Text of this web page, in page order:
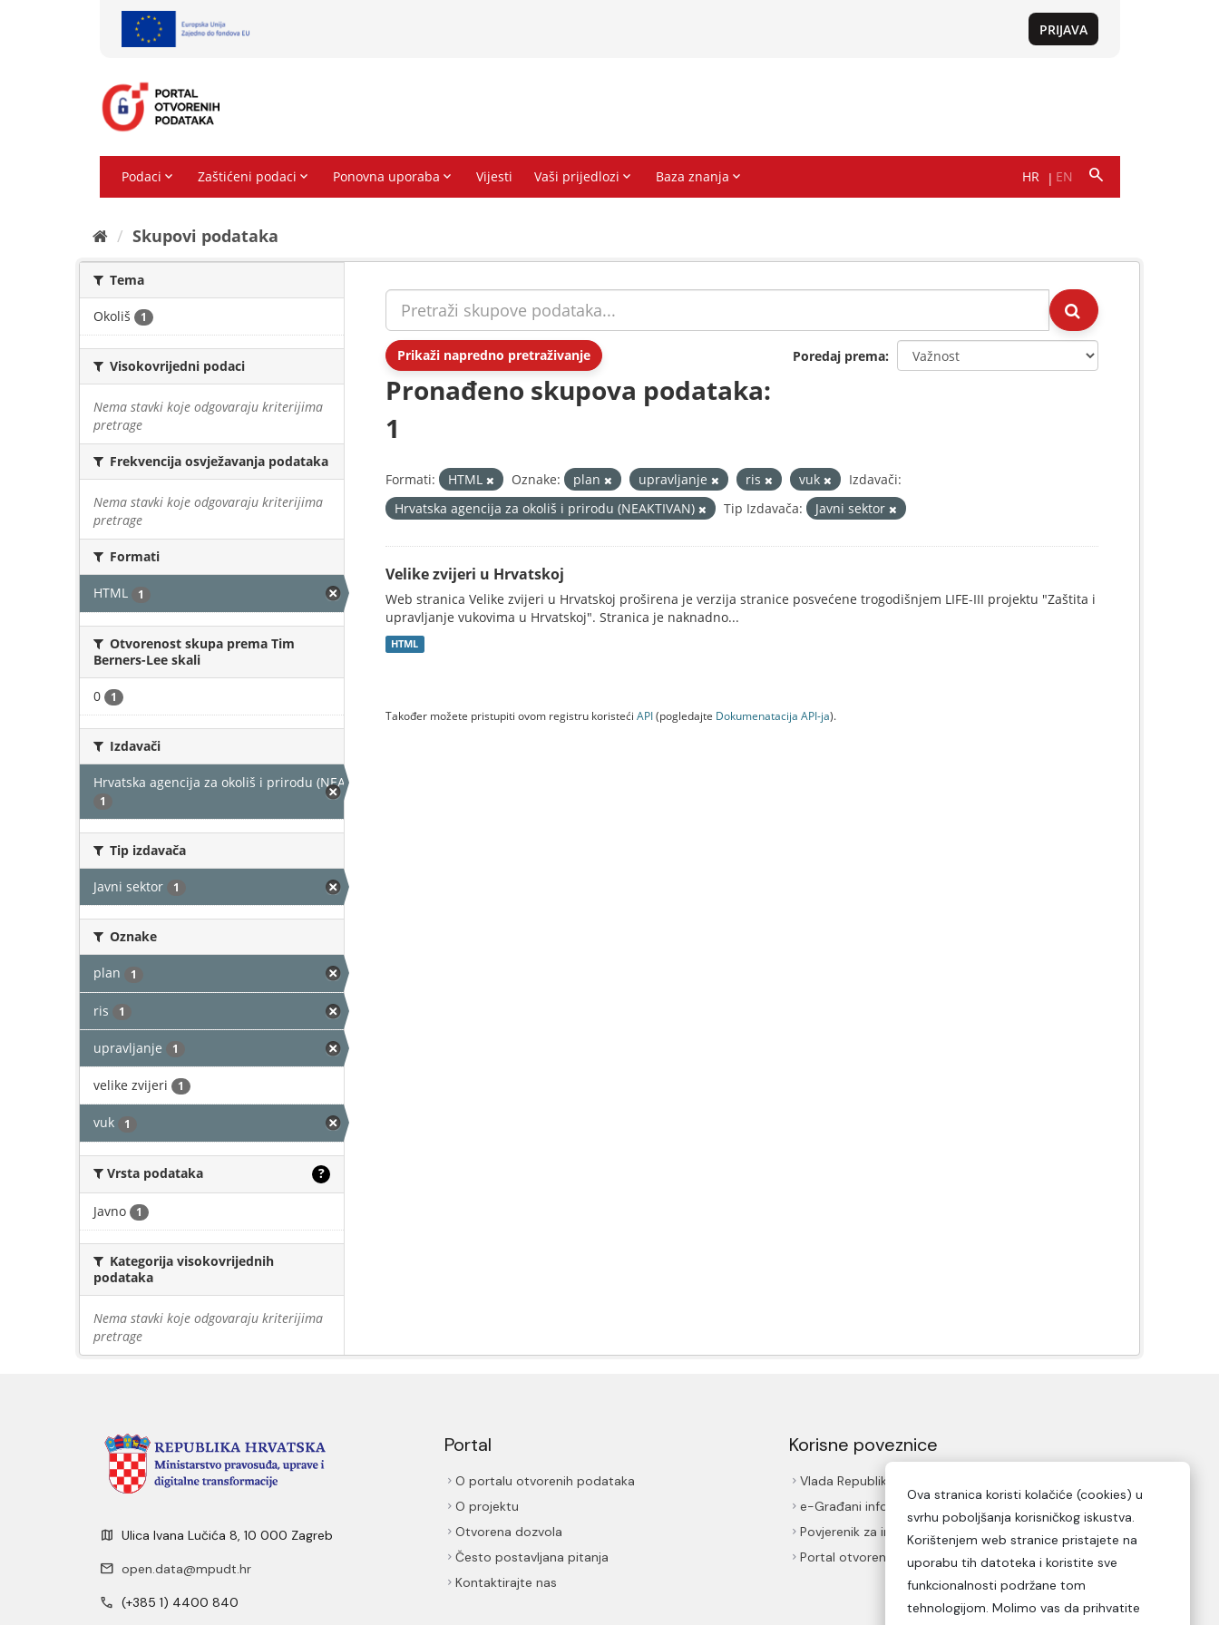
Skupovi podаtаkа
Tema
Okoliš 1
Visokovrijedni podaci
Nema stavki koje odgovaraju kriterijima
pretrage
Frekvencija osvježavanja podataka
Nema stavki koje odgovaraju kriterijima
pretrage
Formati
HTML 1
Otvorenost skupa prema Tim
Berners-Lee skali
0 1
Izdavači
Hrvatska agencija za okoliš i prirodu (NEAKTIVAN)
1
Tip izdavača
Javni sektor 1
Oznake
plan 1
ris 1
upravljanje 1
velike zvijeri 1
vuk 1
Vrsta podataka ?
Javno 1
Kategorija visokovrijednih
podataka
Nema stavki koje odgovaraju kriterijima
pretrage
Prikaži napredno pretraživanje Poredaj prema
Pronađeno skupova podataka:
1
Formati: HTML Oznake: plan upravljanje ris vuk
Izdavači:
Hrvatska agencija za okoliš i prirodu (NEAKTIVAN)
Tip Izdavača: Javni sektor
Velike zvijeri u Hrvatskoj
Web stranica Velike zvijeri u Hrvatskoj proširena je verzija stranice posvećene trogodišnjem LIFE-III projektu "Zaštita i
upravljanje vukovima u Hrvatskoj". Stranica je naknadno...
HTML
Također možete pristupiti ovom registru koristeći API(pogledajte Dokumenаtаcijа API-jа).